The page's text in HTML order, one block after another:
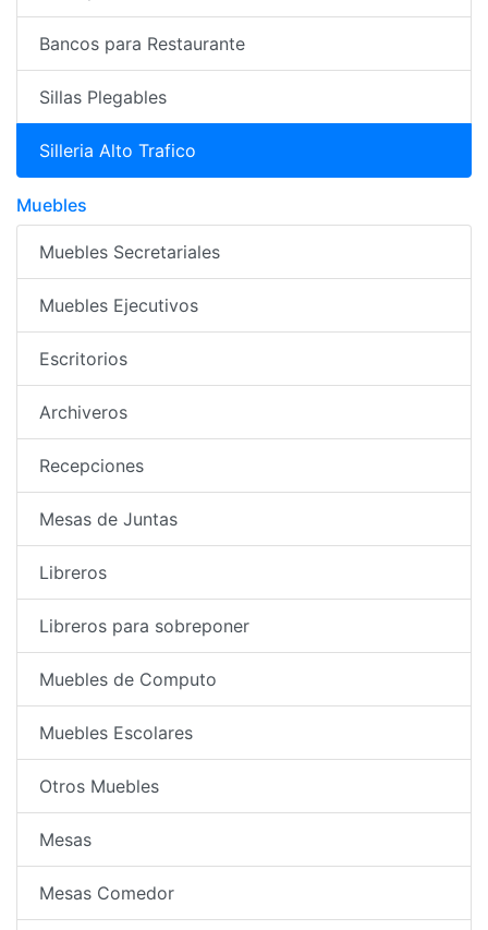
Bancos para Restaurante
Sillas Plegables
Silleria Alto Trafico
Muebles
Muebles Secretariales
Muebles Ejecutivos
Escritorios
Archiveros
Recepciones
Mesas de Juntas
Libreros
Libreros para sobreponer
Muebles de Computo
Muebles Escolares
Otros Muebles
Mesas
Mesas Comedor